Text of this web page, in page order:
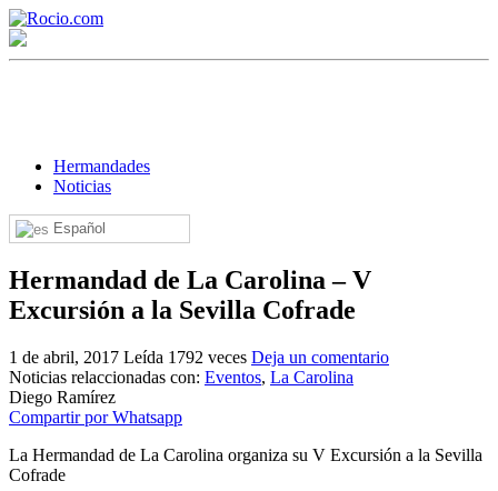
Hermandades
Noticias
Español
Hermandad de La Carolina – V
Excursión a la Sevilla Cofrade
1 de abril, 2017 Leída 1792 veces Deja un comentario
Noticias relaccionadas con: Eventos, La Carolina
Diego Ramírez
Compartir por Whatsapp
La Hermandad de La Carolina organiza su V Excursión a la Sevilla
Cofrade
¡Bienvenido! Soy el asistente virtual de rocio.com.
¿En qué puedo ayudarte?
Historia de la Virgen del Rocío
¿Cuándo es la romería del Rocío?
¿Cuándo se construyó la primera ermita?